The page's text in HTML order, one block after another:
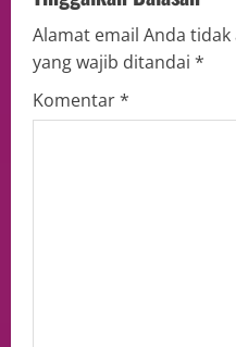
Alamat email Anda
yang wajib ditandai *
Komentar*